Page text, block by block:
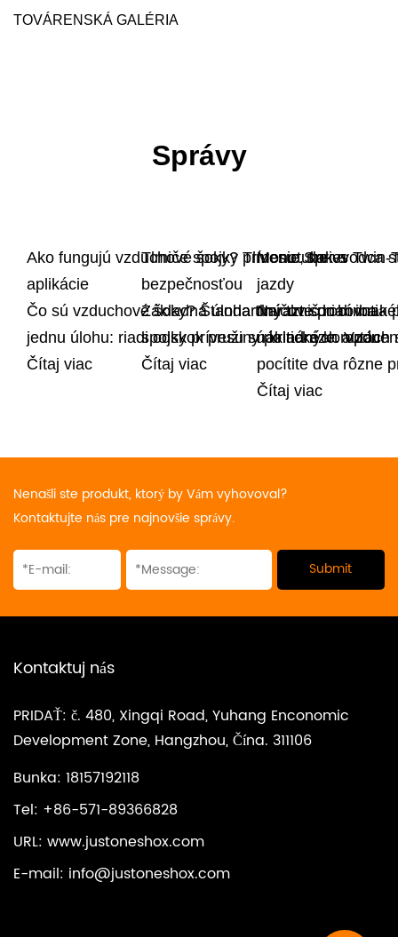
TOVÁRENSKÁ GALÉRIA
Správy
Ako fungujú vzduchové šoky? Tlmenie, tlak a
aplikácie
Čo sú vzduchové šoky? Štandardný tlmič robí iba
jednu úlohu: riadi odskok pružiny po náraze. Vzdu
Čítaj viac
Tlmiče spojky prívesu: Sprievodca
bezpečnosťou
Základná úloha tlmičov spriahnutia
spojky prívesu sú kritické
Čítaj viac
Monotube vs Twin-
jazdy
Narazte do
nákladných autách
pocítite dva rôzne
Čítaj viac
Nenašli ste produkt, ktorý by Vám vyhovoval?
Kontaktujte nás pre najnovšie správy.
Kontaktuj nás
PRIDAŤ: č. 480, Xingqi Road, Yuhang Enconomic
Development Zone, Hangzhou, Čína. 311106
Bunka: 18157192118
Tel: +86-571-89366828
URL: www.justoneshox.com
E-mail: info@justoneshox.com